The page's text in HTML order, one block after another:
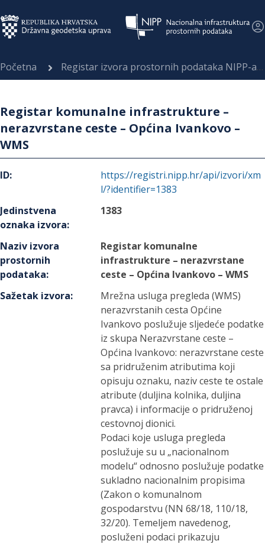
Početna Registar izvora prostornih podataka NIPP-a
Registar komunalne infrastrukture –
nerazvrstane ceste – Općina Ivankovo –
WMS
ID:
https://registri.nipp.hr/api/izvori/xm
l/?identifier=1383
Jedinstvena
oznaka izvora:
1383
Naziv izvora
prostornih
podataka:
Registar komunalne
infrastrukture – nerazvrstane
ceste – Općina Ivankovo – WMS
Sažetak izvora:
Mrežna usluga pregleda (WMS)
nerazvrstanih cesta Općine
Ivankovo poslužuje sljedeće podatke
iz skupa Nerazvrstane ceste –
Općina Ivankovo: nerazvrstane ceste
sa pridruženim atributima koji
opisuju oznaku, naziv ceste te ostale
atribute (duljina kolnika, duljina
pravca) i informacije o pridruženoj
cestovnoj dionici.
Podaci koje usluga pregleda
poslužuje su u „nacionalnom
modelu“ odnosno poslužuje podatke
sukladno nacionalnim propisima
(Zakon o komunalnom
gospodarstvu (NN 68/18, 110/18,
32/20). Temeljem navedenog,
posluženi podaci prikazuju